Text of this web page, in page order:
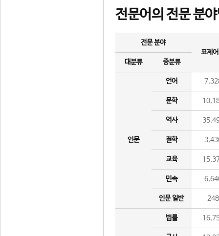
전문어의 전문 분
전문 분야
표제
대분류
중분류
인문
언어
문학
역사
철학
교육
민속
인문 일반 248
법률